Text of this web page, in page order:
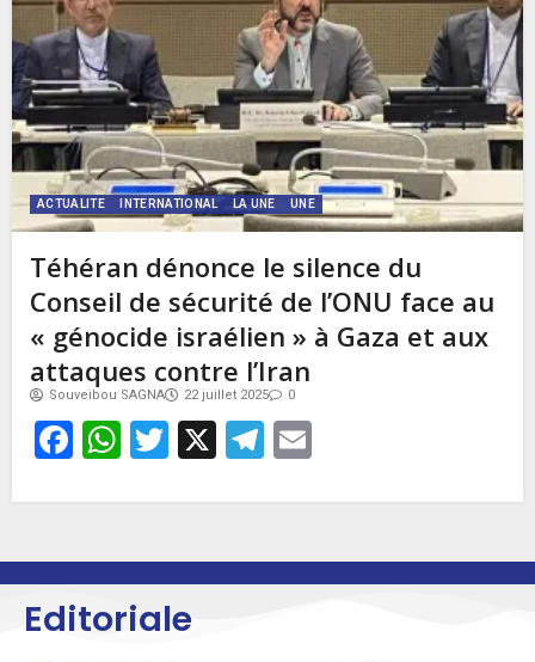
ACTUALITE INTERNATIONAL LA UNE UNE
Téhéran dénonce le silence du
Conseil de sécurité de l’ONU face au
« génocide israélien » à Gaza et aux
attaques contre l’Iran
Souveibou SAGNA 22 juillet 2025 0
Facebook
WhatsApp
Twitter
X Telegram
Editoriale